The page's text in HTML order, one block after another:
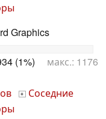
Graphics
(1%) макс.: 1176
+ Соседние